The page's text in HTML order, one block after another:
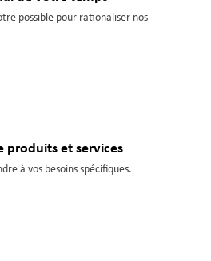
possible pour rationaliser nos
produits et services
à vos besoins spécifiques.